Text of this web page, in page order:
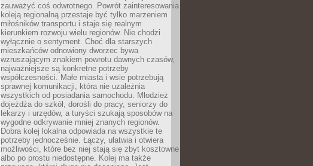
zauważyć coś odwrotnego. Powrót zainteresowania
koleją regionalną przestaje być tylko marzeniem
miłośników transportu i staje się realnym
kierunkiem rozwoju wielu regionów. Nie chodzi
wyłącznie o sentyment. Choć dla starszych
mieszkańców odnowiony dworzec bywa
wzruszającym znakiem powrotu dawnych czasów,
najważniejsze są konkretne potrzeby
współczesności. Małe miasta i wsie potrzebują
sprawnej komunikacji, która nie uzależnia
wszystkich od posiadania samochodu. Młodzież
dojeżdża do szkół, dorośli do pracy, seniorzy do
lekarzy i urzędów, a turyści szukają sposobów na
wygodne odkrywanie mniej znanych regionów.
Dobra kolej lokalna odpowiada na wszystkie te
potrzeby jednocześnie. Łączy, ułatwia i otwiera
możliwości, które bez niej stają się zbyt kosztowne
albo po prostu niedostępne. Kolej ma także